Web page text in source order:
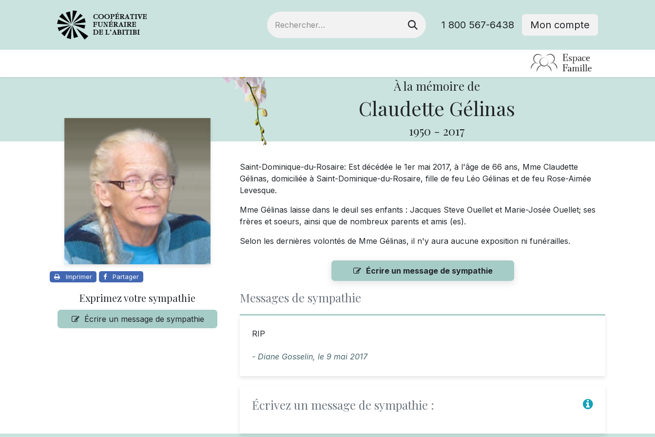
1 800 567-6438 Mon compte
À la mémoire de
Claudette Gélinas
1950 - 2017
Imprimer Partager
Exprimez votre sympathie
Écrire un message de sympathie
Saint-Dominique-du-Rosaire: Est décédée le 1er mai 2017, à l'âge de 66 ans, Mme Claudette
Gélinas, domiciliée à Saint-Dominique-du-Rosaire, fille de feu Léo Gélinas et de feu Rose-Aimée
Levesque.
Mme Gélinas laisse dans le deuil ses enfants : Jacques Steve Ouellet et Marie-Josée Ouellet; ses
frères et soeurs, ainsi que de nombreux parents et amis (es).
Selon les dernières volontés de Mme Gélinas, il n'y aura aucune exposition ni funérailles.
Écrire un message de sympathie
Messages de sympathie
RIP
- Diane Gosselin, le 9 mai 2017
Écrivez un message de sympathie :